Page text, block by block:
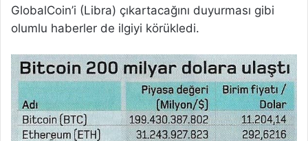
GlobalCoin’i (Libra) çıkartacağını duyurması gibi
olumlu haberler de ilgiyi körükledi.